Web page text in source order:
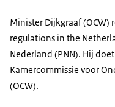
Minister Dijkgraaf (OCW)
regulations in the
Nederland (PNN). Hij
Kamercommissie voor
(OCW).